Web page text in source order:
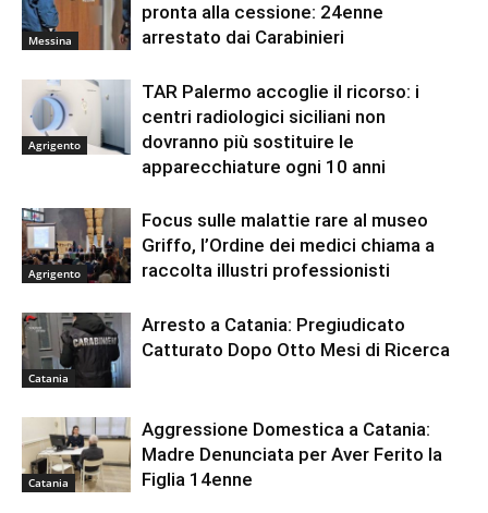
Messina
pronta alla cessione: 24enne
arrestato dai Carabinieri
Agrigento
TAR Palermo accoglie il ricorso: i
centri radiologici siciliani non
dovranno più sostituire le
apparecchiature ogni 10 anni
Agrigento
Focus sulle malattie rare al museo
Griffo, l’Ordine dei medici chiama a
raccolta illustri professionisti
Catania
Arresto a Catania: Pregiudicato
Catturato Dopo Otto Mesi di Ricerca
Catania
Aggressione Domestica a Catania:
Madre Denunciata per Aver Ferito la
Figlia 14enne